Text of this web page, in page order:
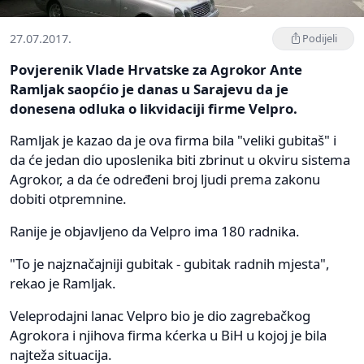
27.07.2017. Podijeli
Povjerenik Vlade Hrvatske za Agrokor Ante
Ramljak saopćio je danas u Sarajevu da je
donesena odluka o likvidaciji firme Velpro.
Ramljak je kazao da je ova firma bila "veliki gubitaš" i
da će jedan dio uposlenika biti zbrinut u okviru sistema
Agrokor, a da će određeni broj ljudi prema zakonu
dobiti otpremnine.
Ranije je objavljeno da Velpro ima 180 radnika.
"To je najznačajniji gubitak - gubitak radnih mjesta",
rekao je Ramljak.
Veleprodajni lanac Velpro bio je dio zagrebačkog
Agrokora i njihova firma kćerka u BiH u kojoj je bila
najteža situacija.